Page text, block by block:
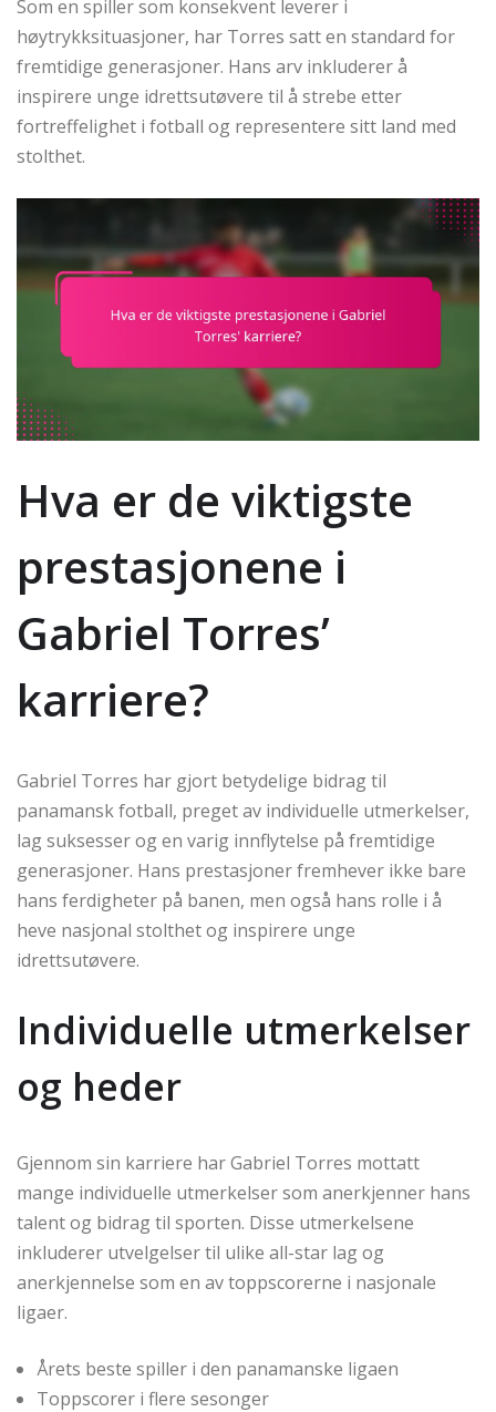
Som en spiller som konsekvent leverer i
høytrykksituasjoner, har Torres satt en standard for
fremtidige generasjoner. Hans arv inkluderer å
inspirere unge idrettsutøvere til å strebe etter
fortreffelighet i fotball og representere sitt land med
stolthet.
Hva er de viktigste
prestasjonene i
Gabriel Torres’
karriere?
Gabriel Torres har gjort betydelige bidrag til
panamansk fotball, preget av individuelle utmerkelser,
lag suksesser og en varig innflytelse på fremtidige
generasjoner. Hans prestasjoner fremhever ikke bare
hans ferdigheter på banen, men også hans rolle i å
heve nasjonal stolthet og inspirere unge
idrettsutøvere.
Individuelle utmerkelser
og heder
Gjennom sin karriere har Gabriel Torres mottatt
mange individuelle utmerkelser som anerkjenner hans
talent og bidrag til sporten. Disse utmerkelsene
inkluderer utvelgelser til ulike all-star lag og
anerkjennelse som en av toppscorerne i nasjonale
ligaer.
Årets beste spiller i den panamanske ligaen
Toppscorer i flere sesonger